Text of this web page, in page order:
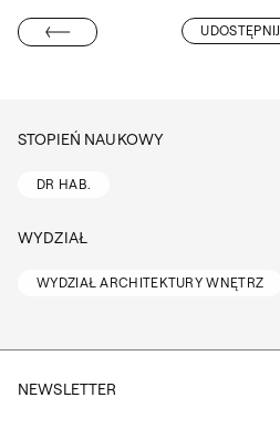
UDOSTĘPNIJ
STOPIEŃ NAUKOWY
DR HAB.
WYDZIAŁ
WYDZIAŁ ARCHITEKTURY WNĘTRZ
NEWSLETTER